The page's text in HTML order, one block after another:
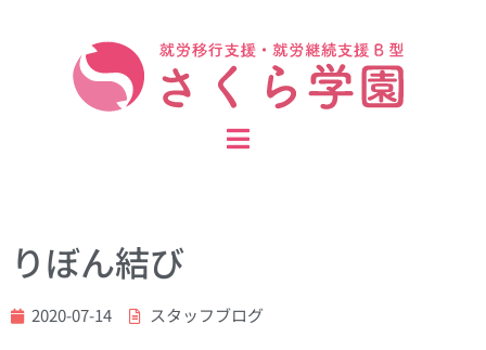
りぼん結び
2020-07-14 スタッフブログ